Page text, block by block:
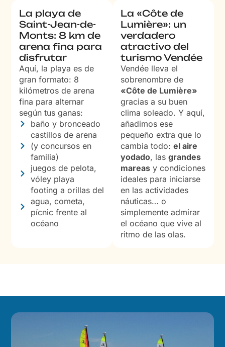
La playa de
Saint-Jean-de-
Monts: 8 km de
arena fina para
disfrutar
Aquí, la playa es de
gran formato: 8
kilómetros de arena
fina para alternar
según tus ganas:
baño y bronceado
castillos de arena
(y concursos en
familia)
juegos de pelota,
vóley playa
footing a orillas del
agua, cometa,
pícnic frente al
océano
La «Côte de
Lumière»: un
verdadero
atractivo del
turismo Vendée
Vendée lleva el
sobrenombre de
«Côte de Lumière»
gracias a su buen
clima soleado. Y aquí,
añadimos ese
pequeño extra que lo
cambia todo: el aire
yodado, las grandes
mareas y condiciones
ideales para iniciarse
en las actividades
náuticas… o
simplemente admirar
el océano que vive al
ritmo de las olas.